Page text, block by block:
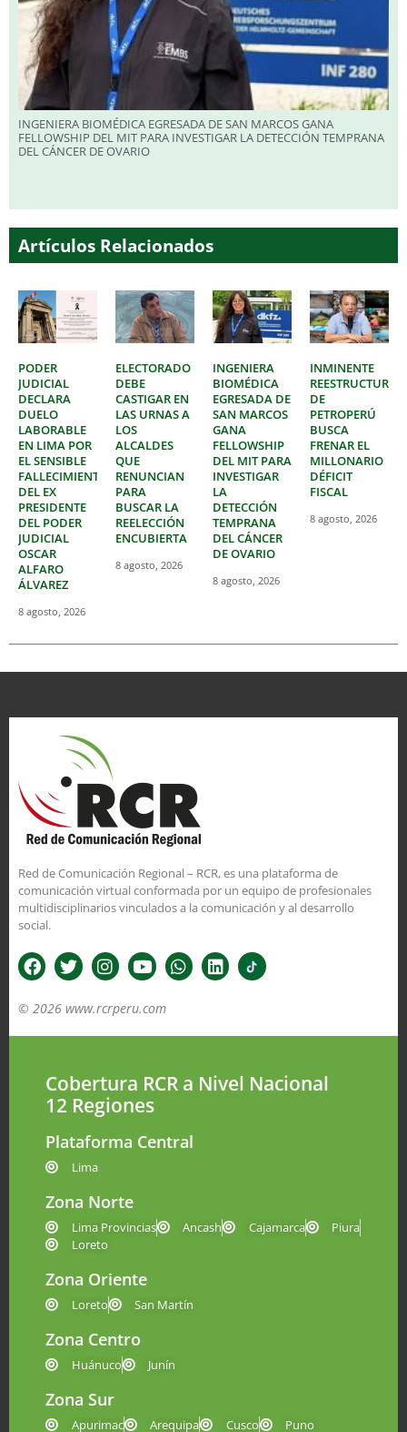
INGENIERA BIOMÉDICA EGRESADA DE SAN MARCOS GANA
FELLOWSHIP DEL MIT PARA INVESTIGAR LA DETECCIÓN TEMPRANA
DEL CÁNCER DE OVARIO
Artículos Relacionados
PODER
JUDICIAL
DECLARA
DUELO
LABORABLE
EN LIMA POR
EL SENSIBLE
FALLECIMIENTO
DEL EX
PRESIDENTE
DEL PODER
JUDICIAL
OSCAR
ALFARO
ÁLVAREZ
8 agosto, 2026
ELECTORADO
DEBE
CASTIGAR EN
LAS URNAS A
LOS
ALCALDES
QUE
RENUNCIAN
PARA
BUSCAR LA
REELECCIÓN
ENCUBIERTA
8 agosto, 2026
INGENIERA
BIOMÉDICA
EGRESADA DE
SAN MARCOS
GANA
FELLOWSHIP
DEL MIT PARA
INVESTIGAR
LA
DETECCIÓN
TEMPRANA
DEL CÁNCER
DE OVARIO
8 agosto, 2026
INMINENTE
DE
PETROPERÚ
BUSCA
FRENAR EL
MILLONARIO
DÉFICIT
FISCAL
8 agosto, 2026
Red de Comunicación Regional – RCR, es una plataforma de
comunicación virtual conformada por un equipo de profesionales
multidisciplinarios vinculados a la comunicación y al desarrollo
social.
© 2026 www.rcrperu.com
Cobertura RCR a Nivel Nacional
12 Regiones
Plataforma Central
Lima
Zona Norte
Lima Provincias Ancash Cajamarca
Piura
Loreto
Zona Oriente
Loreto San Martín
Zona Centro
Huánuco Junín
Zona Sur
Apurimac Arequipa Cusco Puno